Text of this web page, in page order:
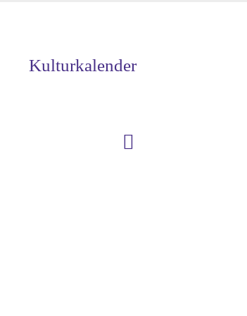
Kulturkalender